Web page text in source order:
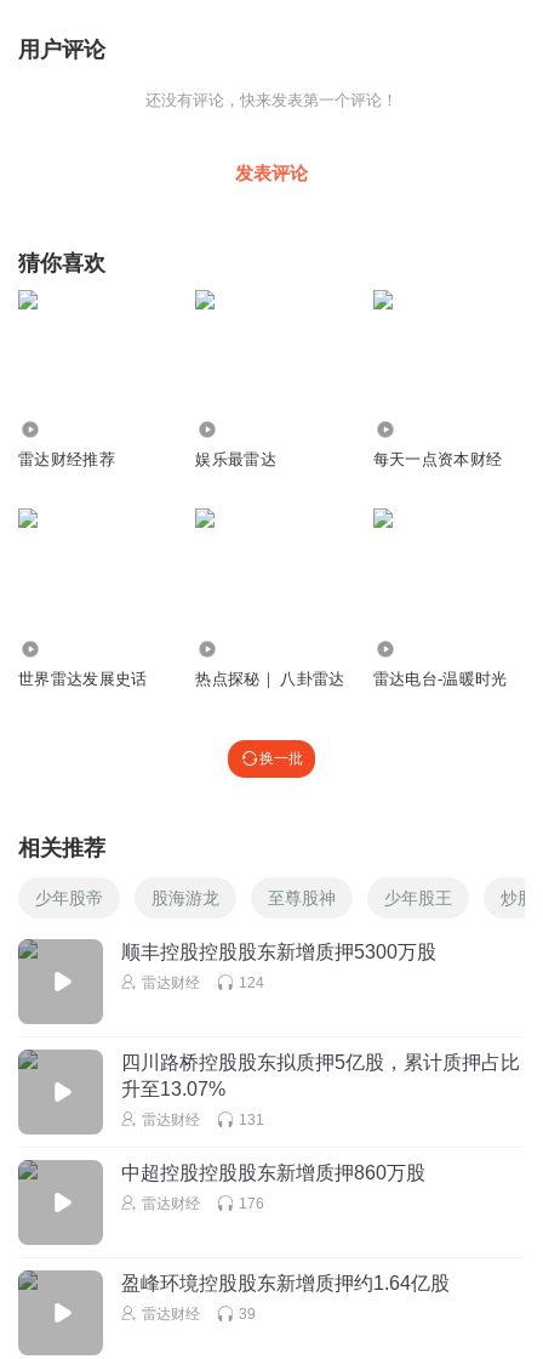
用户评论
还没有评论，快来发表第一个评论！
发表评论
猜你喜欢
雷达财经推荐 娱乐最雷达 每天一点资本财经
世界雷达发展史话 热点探秘｜ 八卦雷达 雷达电台-温暖时光
换一批
相关推荐
少年股帝 股海游龙 至尊股神 少年股王 炒股
顺丰控股控股股东新增质押5300万股
雷达财经 124
四川路桥控股股东拟质押5亿股，累计质押占比
升至13.07%
雷达财经 131
中超控股控股股东新增质押860万股
雷达财经 176
盈峰环境控股股东新增质押约1.64亿股
雷达财经 39